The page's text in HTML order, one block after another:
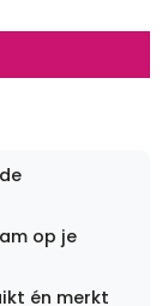
op je
én merkt